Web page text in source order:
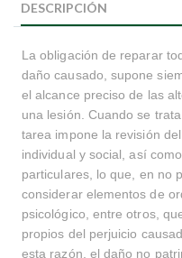
DESCRIPCIÓN
La obligación de reparar
daño causado, supone
el alcance preciso de las
una lesión. Cuando se
tarea impone la revisión
individual y social, así
particulares, lo que, en no
considerar elementos de
psicológico, entre otros,
propios del perjuicio
esta razón, el daño no